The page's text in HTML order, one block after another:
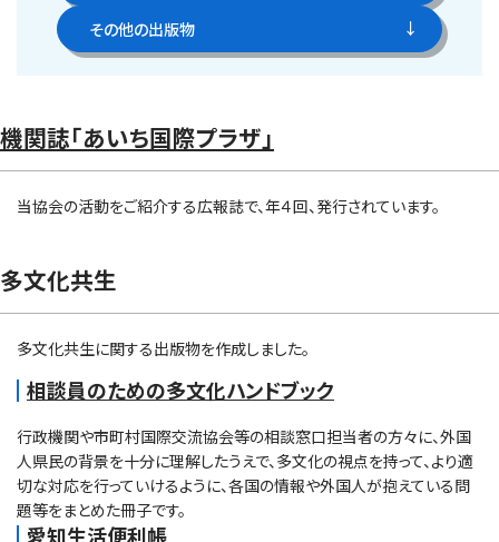
その他の出版物
機関誌「あいち国際プラザ」
当協会の活動をご紹介する広報誌で、年４回、発行されています。
多文化共生
多文化共生に関する出版物を作成しました。
相談員のための多文化ハンドブック
行政機関や市町村国際交流協会等の相談窓口担当者の方々に、外国
人県民の背景を十分に理解したうえで、多文化の視点を持って、より適
切な対応を行っていけるように、各国の情報や外国人が抱えている問
題等をまとめた冊子です。
愛知生活便利帳